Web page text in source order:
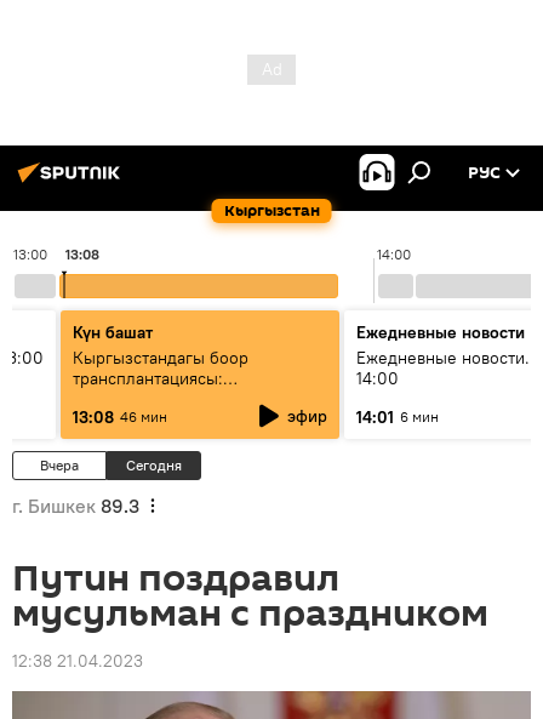
Кыргызстан
РУС
13:00 14:00
13:08
Күн башат
Кыргызстандагы боор
трансплантациясы:
жетишкендиктер жана өнүгүү
келечеги
13:08 46 мин эфир
Ежедневные новости
Ежедневные новости.
14:00
14:01 6 мин
Вчера Сегодня
г. Бишкек 89.3
Путин поздравил
мусульман с праздником
12:38 21.04.2023